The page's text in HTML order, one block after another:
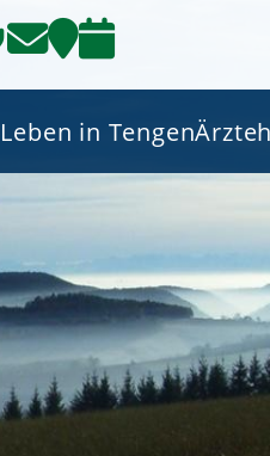
Leben in Tengen